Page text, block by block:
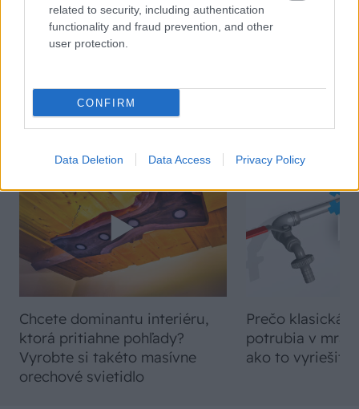
related to security, including authentication
functionality and fraud prevention, and other
user protection.
CONFIRM
Data Deletion Data Access Privacy Policy
KOMENTÁRE Pridať
VIDEO
Chcete dominantu interiéru,
ktorá pritiahne pohľady?
Vyrobte si takéto masívne
orechové svietidlo
Prečo klasická
potrubia v
ako to vyriešiť